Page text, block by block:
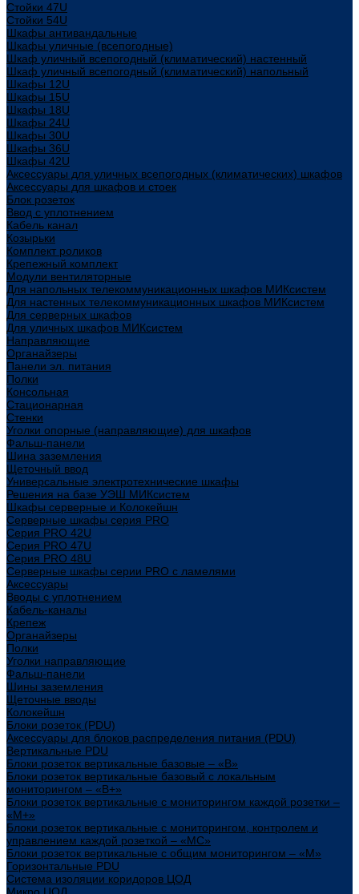
Стойки 47U
Стойки 54U
Шкафы антивандальные
Шкафы уличные (всепогодные)
Шкаф уличный всепогодный (климатический) настенный
Шкаф уличный всепогодный (климатический) напольный
Шкафы 12U
Шкафы 15U
Шкафы 18U
Шкафы 24U
Шкафы 30U
Шкафы 36U
Шкафы 42U
Аксессуары для уличных всепогодных (климатических) шкафов
Аксессуары для шкафов и стоек
Блок розеток
Ввод с уплотнением
Кабель канал
Козырьки
Комплект роликов
Крепежный комплект
Модули вентиляторные
Для напольных телекоммуникационных шкафов МИКсистем
Для настенных телекоммуникационных шкафов МИКсистем
Для серверных шкафов
Для уличных шкафов МИКсистем
Направляющие
Органайзеры
Панели эл. питания
Полки
Консольная
Стационарная
Стенки
Уголки опорные (направляющие) для шкафов
Фальш-панели
Шина заземления
Щеточный ввод
Универсальные электротехнические шкафы
Решения на базе УЭШ МИКсистем
Шкафы серверные и Колокейшн
Серверные шкафы серия PRO
Серия PRO 42U
Серия PRO 47U
Серия PRO 48U
Серверные шкафы серии PRO с ламелями
Аксессуары
Вводы с уплотнением
Кабель-каналы
Крепеж
Органайзеры
Полки
Уголки направляющие
Фальш-панели
Шины заземления
Щеточные вводы
Колокейшн
Блоки розеток (PDU)
Аксессуары для блоков распределения питания (PDU)
Вертикальные PDU
Блоки розеток вертикальные базовые – «В»
Блоки розеток вертикальные базовый с локальным
мониторингом – «В+»
Блоки розеток вертикальные с мониторингом каждой розетки –
«М+»
Блоки розеток вертикальные с мониторингом, контролем и
управлением каждой розеткой – «МС»
Блоки розеток вертикальные с общим мониторингом – «М»
Горизонтальные PDU
Система изоляции коридоров ЦОД